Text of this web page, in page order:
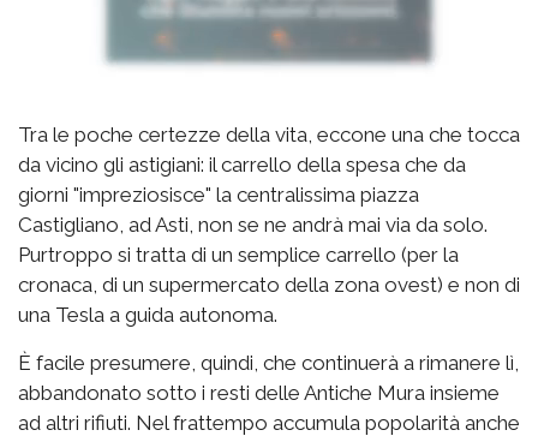
Tra le poche certezze della vita, eccone una che tocca
da vicino gli astigiani: il carrello della spesa che da
giorni "impreziosisce" la centralissima piazza
Castigliano, ad Asti, non se ne andrà mai via da solo.
Purtroppo si tratta di un semplice carrello (per la
cronaca, di un supermercato della zona ovest) e non di
una Tesla a guida autonoma.
È facile presumere, quindi, che continuerà a rimanere lì,
abbandonato sotto i resti delle Antiche Mura insieme
ad altri rifiuti. Nel frattempo accumula popolarità anche